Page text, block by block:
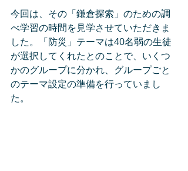
今回は、その「鎌倉探索」のための調
べ学習の時間を見学させていただきま
した。「防災」テーマは40名弱の生徒
が選択してくれたとのことで、いくつ
かのグループに分かれ、グループごと
のテーマ設定の準備を行っていまし
た。